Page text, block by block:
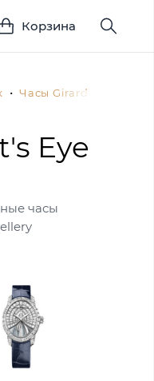
Корзина
Часы Girard-Perregaux
Eye
часы